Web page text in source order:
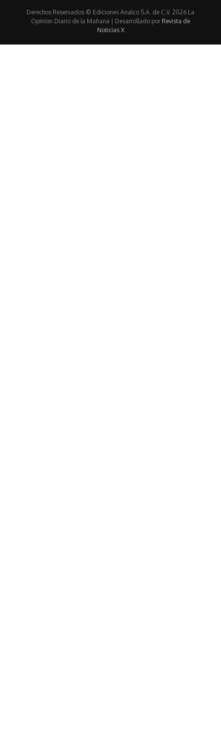
Derechos Reservados © Ediciones Analco S.A. de C.V. 2026 La
Opinion Diario de la Mañana | Desarrollado por Revista de
Noticias X